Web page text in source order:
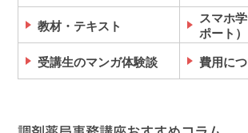
教材・テキスト
スマホ
ポート）
受講生のマンガ体験談 費用に